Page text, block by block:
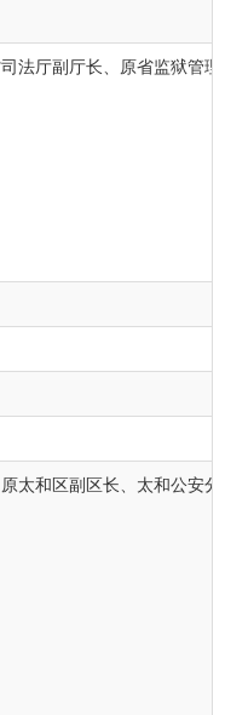
法厅副厅长、原省监狱管
太和区副区长、太和公安